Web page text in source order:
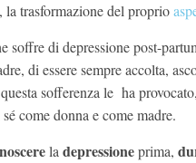
la trasformazione del proprio
soffre di depressione post-
di essere sempre accolta,
sofferenza le ha
come donna e come madre.
la depressioneprima,